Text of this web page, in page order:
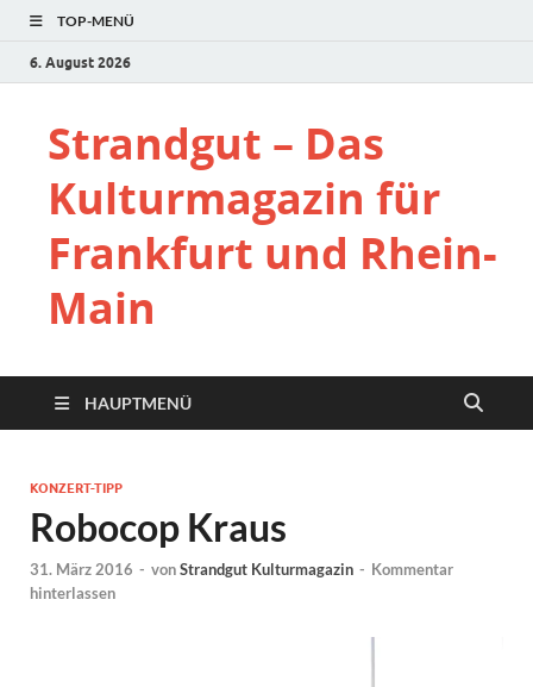
TOP-MENÜ
6. August 2026
Strandgut – Das
Kulturmagazin für
Frankfurt und Rhein-
Main
HAUPTMENÜ
KONZERT-TIPP
Robocop Kraus
31. März 2016 - vonStrandgut Kulturmagazin - Kommentar
hinterlassen